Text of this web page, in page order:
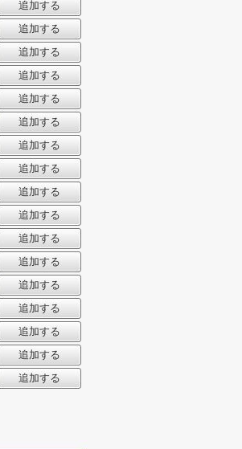
追加する
追加する
追加する
追加する
追加する
追加する
追加する
追加する
追加する
追加する
追加する
追加する
追加する
追加する
追加する
追加する
追加する